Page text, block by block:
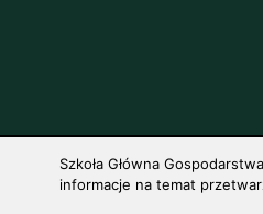
Szkoła Główna
informacje na temat